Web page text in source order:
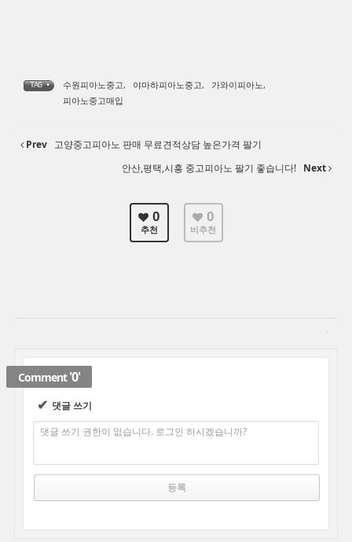
TAG • 수원피아노중고, 야마하피아노중고, 가와이피아노,
피아노중고매입
Prev 고양중고피아노 판매 무료견적상담 높은가격 팔기
안산,평택,시흥 중고피아노 팔기 좋습니다! Next
0
추천
0
비추천
✔ 댓글 쓰기
댓글 쓰기 권한이 없습니다. 로그인 하시겠습니까?
Comment'0'